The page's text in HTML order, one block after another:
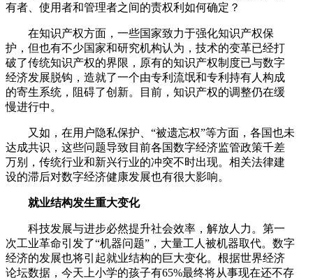
有者、使用者和管理者之间的责权利如何确定？
在知识产权方面，一些国家致力于强化知识产权保
护，但也有不少国家和研究机构认为，技术的变革已经打
破了传统知识产权的界限，原有的知识产权制度已与数字
经济发展脱钩，造就了一个由专利流氓和专利持有人构成
的寄生系统，阻碍了创新。目前，知识产权的调整仍在缓
慢进行中。
又如，在用户隐私保护、“被遗忘权”等方面，各国也未
达成共识，这些问题导致目前各国数字经济监管政策千差
万别，传统行业和新兴行业的冲突不时出现。相关法律建
设的滞后对数字经济健康发展也有很大影响。
就业结构发生重大变化
科技发展与进步必然提升社会效率，解放人力。第一
次工业革命引发了“机器问题”，大量工人被机器取代。数字
经济的发展也将引起就业结构的巨大变化。根据世界经济
论坛数据，今天上小学的孩子有65%最终将从事现在还不存